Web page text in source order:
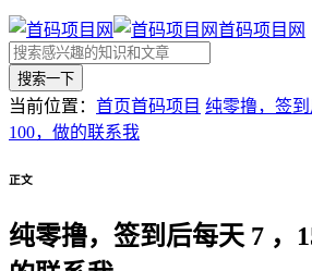
首码项目网
搜索一下
当前位置： 首页首码项目 纯零撸，签
100，做的联系我
正文
纯零撸，签到后每天 7 ，